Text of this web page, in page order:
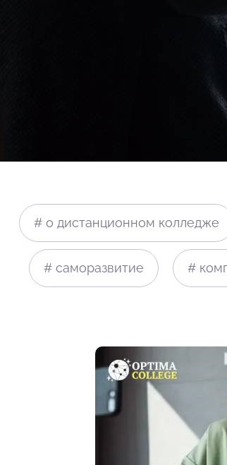
# о дистанционном колледже
# саморазвитие #